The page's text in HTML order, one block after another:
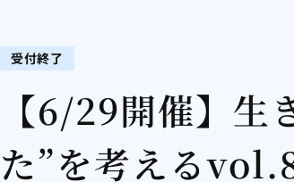
受付終了
【6/29開催】生
た”を考える